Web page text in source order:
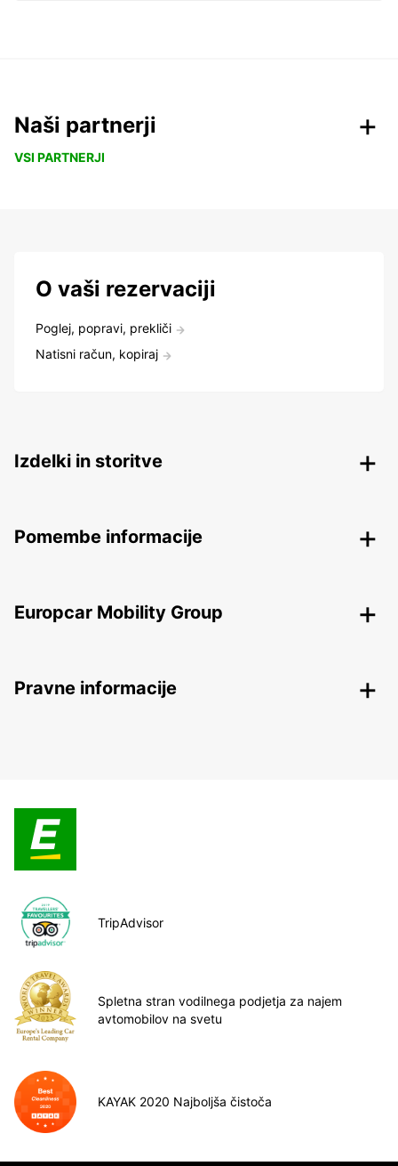
Naši partnerji
VSI PARTNERJI
O vaši rezervaciji
Poglej, popravi, prekliči
Natisni račun, kopiraj
Izdelki in storitve
Pomembe informacije
Europcar Mobility Group
Pravne informacije
TripAdvisor
Spletna stran vodilnega podjetja za najem
avtomobilov na svetu
KAYAK 2020 Najboljša čistoča